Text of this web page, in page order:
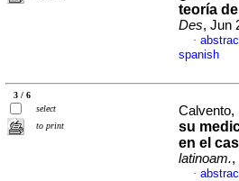
teoría
Des, Jun
·
spanish
3 / 6
select
to print
su
en el
latinoam.,
·